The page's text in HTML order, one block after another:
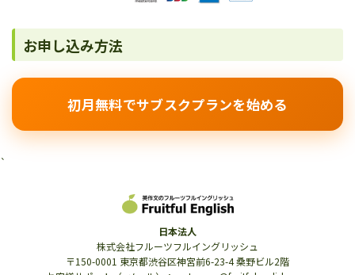
お申し込み方法
初月無料でサブスクプランを始める
`
日本法人
株式会社フルーツフルイングリッシュ
〒150-0001 東京都渋谷区神宮前6-23-4 桑野ビル2階